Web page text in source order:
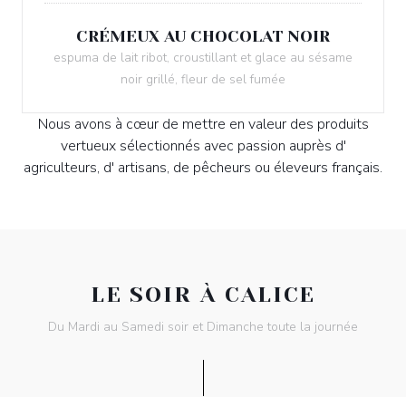
CRÉMEUX AU CHOCOLAT NOIR
espuma de lait ribot, croustillant et glace au sésame
noir grillé, fleur de sel fumée
Nous avons à cœur de mettre en valeur des produits
vertueux sélectionnés avec passion auprès d'
agriculteurs, d' artisans, de pêcheurs ou éleveurs français.
LE SOIR À CALICE
Du Mardi au Samedi soir et Dimanche toute la journée